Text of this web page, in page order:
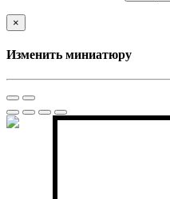
×
Изменить миниатюру